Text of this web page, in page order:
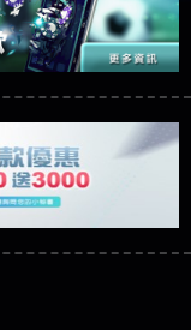
文教你如何拿回
ALYWS是不是詐騙
金 請小心群組暗椿
騙手法 （受害
當是不是詐騙 當
婦深信當當高獲
啟你的高回報
線上老虎機
的全攻略！
虎機真的猛！玩
！
略！熱門老虎
！
看！戰神賽特
虎機！
套路緊急追討
智投資是真的嗎
迷力智投資高
回資金賴
不是詐騙 天盛商
盛商行詐騙一
】退休老翁被
是真的嗎 大戶e
大戶e點靈無
割國人中【免
騙嗎 弘記投資
KnTop利用新型
贏錢就不給出
不出金出
一樣的狀況